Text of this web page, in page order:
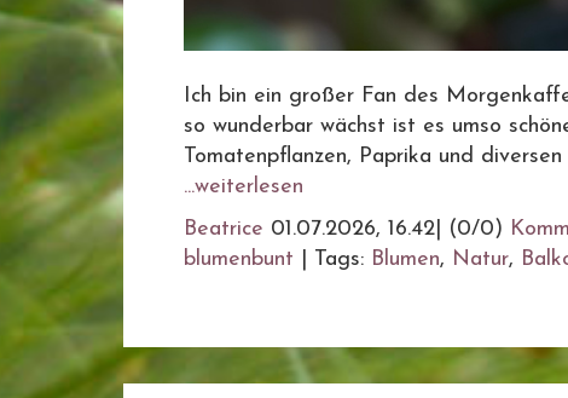
Ich bin ein großer Fan des
so wunderbar wächst ist es umso
Tomatenpflanzen, Paprika und diversen
...weiterlesen
Beatrice 01.07.2026, 16.42 (0/0)
blumenbunt
Tags: Blumen, Natur,